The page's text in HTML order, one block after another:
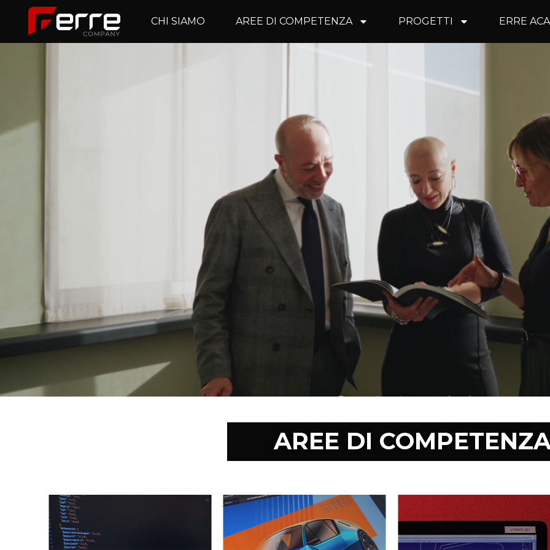
CHI SIAMO AREE DI COMPETENZA PROGETTI ERRE
AREE DI